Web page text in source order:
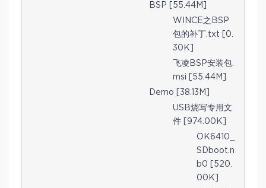
BSP [55.44M]
WINCE之BSP
包的补丁.txt [0.
30K]
飞凌BSP安装包.
msi [55.44M]
Demo [38.13M]
USB烧写专用文
件 [974.00K]
OK6410_
SDboot.n
b0 [520.
00K]